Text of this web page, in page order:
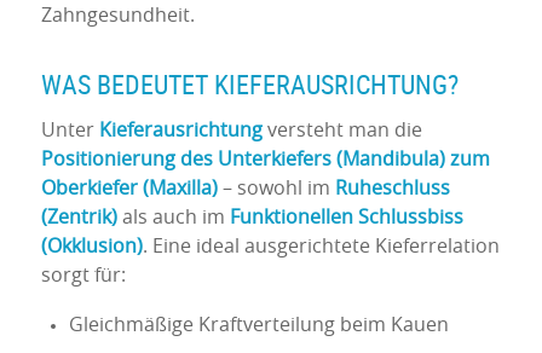
Zahngesundheit.
WAS BEDEUTET KIEFERAUSRICHTUNG?
Unter Kieferausrichtungversteht man die
Positionierung des Unterkiefers (Mandibula) zum
Oberkiefer (Maxilla)– sowohl im Ruheschluss
(Zentrik)als auch im Funktionellen Schlussbiss
(Okklusion). Eine ideal ausgerichtete Kieferrelation
sorgt für:
Gleichmäßige Kraftverteilung beim Kauen